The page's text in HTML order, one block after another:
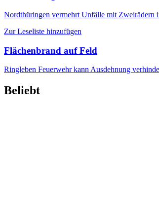
Nordthüringen vermehrt Unfälle mit Zweirädern
Zur Leseliste hinzufügen
Flächenbrand auf Feld
Ringleben Feuerwehr kann Ausdehnung
Beliebt